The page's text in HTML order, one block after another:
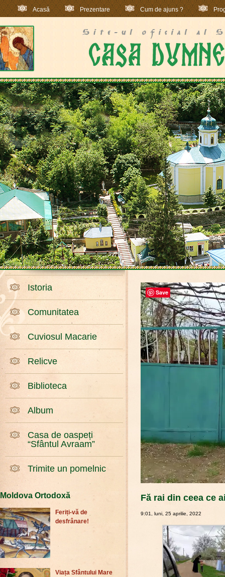
Acasă Prezentare Cum de ajuns ?
Istoria
Comunitatea
Cuviosul Macarie
Relicve
Biblioteca
Album
Casa de oaspeți
“Sfântul Avraam”
Trimite un pomelnic
Moldova Ortodoxă
Feriți-vă de
desfrânare!
Viața Sfântului Mare
Fă rai din ceea ce
9:01, luni, 25 aprilie, 2022
Save